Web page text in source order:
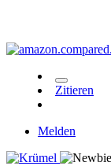
Zitieren
Melden